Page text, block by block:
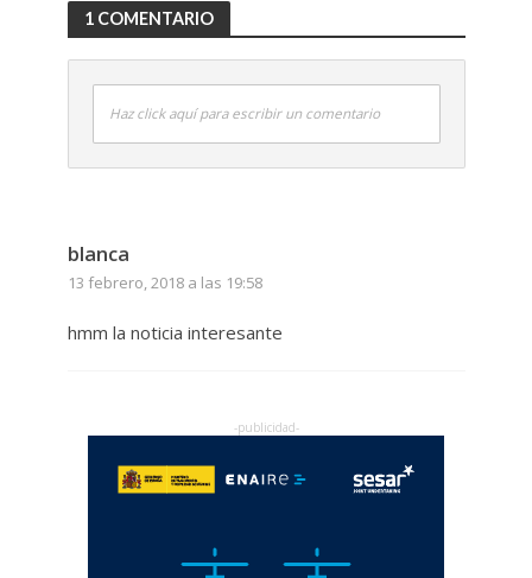
1 COMENTARIO
Haz click aquí para escribir un comentario
blanca
13 febrero, 2018 a las 19:58
hmm la noticia interesante